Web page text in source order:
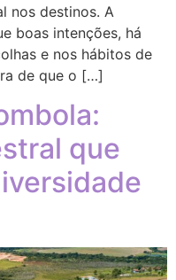
nos destinos. A
boas intenções, há
e nos hábitos de
de que o […]
que